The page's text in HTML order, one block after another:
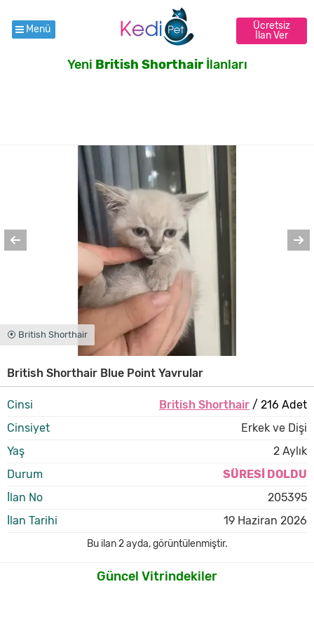
Menü
Ücretsiz
İlan Ver
Yeni British Shorthairİlanları
⦿ British Shorthair
British Shorthair Blue Point Yavrular
Cinsi British Shorthair/ 216 Adet
Cinsiyet
Erkek ve Dişi
Yaş
2 Aylık
Durum
SÜRESİ DOLDU
İlan No
205395
İlan Tarihi
19 Haziran 2026
Bu ilan2 ayda,görüntülenmiştir.
Güncel Vitrindekiler